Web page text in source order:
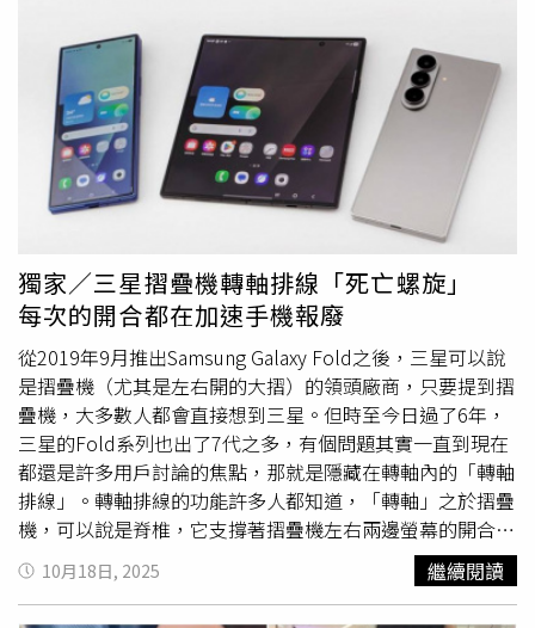
包圍，最終順利將人制伏。警方調查發現，該輛黑色賓士其
實是一輛
後失竊的車輛。修車廠於4日報案稱車輛離奇
失蹤，警方調閱監視器後鎖定行蹤，沒想到竊車賊竟在隔日
連續犯案，車主事後在社群平台喊冤表示：「我們才是受害
者！」並強調肇事的不是他們，而是竊車賊偷車肇逃。令人
咋舌的是，這起案件發生不到一個月前，虎尾鎮也曾發生一
起BMW失竊案。當時竊賊趁車主暫時離開、引擎未熄火時
開走車輛，甚至將車上的女子丟包在高鐵站附近，警方懷
疑，近期連環偷車案恐是同一竊車集團所為，目前正全力追
查幕後黑手。警方呼籲民眾，若車輛需送修或短暫停放，務
必拔除鑰匙、鎖好車門，避免成為歹徒下手的目標，同時也
提醒，切勿因情緒激動自行攔車或追捕，以免發生更大意
外。
獨家／三星摺疊機轉軸排線「死亡螺旋」
每次的開合都在加速手機報廢
從2019年9月推出Samsung Galaxy Fold之後，三星可以說
是摺疊機（尤其是左右開的大摺）的領頭廠商，只要提到摺
疊機，大多數人都會直接想到三星。但時至今日過了6年，
三星的Fold系列也出了7代之多，有個問題其實一直到現在
都還是許多用戶討論的焦點，那就是隱藏在轉軸內的「轉軸
排線」。轉軸排線的功能許多人都知道，「轉軸」之於摺疊
機，可以說是脊椎，它支撐著摺疊機左右兩邊螢幕的開合。
而轉軸排線則是隱藏在轉軸內的柔性電路板，穿過鉸鏈機
構，把手機左右兩邊的主機板連在一起。用人體來比喻的
10月18日, 2025 繼續閱讀